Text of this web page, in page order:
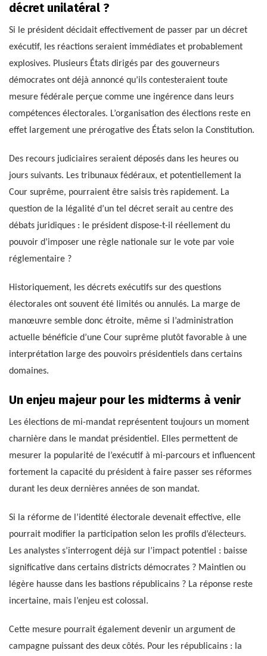
décret unilatéral ?
Si le président décidait effectivement de passer par un décret
exécutif, les réactions seraient immédiates et probablement
explosives. Plusieurs États dirigés par des gouverneurs
démocrates ont déjà annoncé qu’ils contesteraient toute
mesure fédérale perçue comme une ingérence dans leurs
compétences électorales. L’organisation des élections reste en
effet largement une prérogative des États selon la Constitution.
Des recours judiciaires seraient déposés dans les heures ou
jours suivants. Les tribunaux fédéraux, et potentiellement la
Cour suprême, pourraient être saisis très rapidement. La
question de la légalité d’un tel décret serait au centre des
débats juridiques : le président dispose-t-il réellement du
pouvoir d’imposer une règle nationale sur le vote par voie
réglementaire ?
Historiquement, les décrets exécutifs sur des questions
électorales ont souvent été limités ou annulés. La marge de
manœuvre semble donc étroite, même si l’administration
actuelle bénéficie d’une Cour suprême plutôt favorable à une
interprétation large des pouvoirs présidentiels dans certains
domaines.
Un enjeu majeur pour les midterms à venir
Les élections de mi-mandat représentent toujours un moment
charnière dans le mandat présidentiel. Elles permettent de
mesurer la popularité de l’exécutif à mi-parcours et influencent
fortement la capacité du président à faire passer ses réformes
durant les deux dernières années de son mandat.
Si la réforme de l’identité électorale devenait effective, elle
pourrait modifier la participation selon les profils d’électeurs.
Les analystes s’interrogent déjà sur l’impact potentiel : baisse
significative dans certains districts démocrates ? Maintien ou
légère hausse dans les bastions républicains ? La réponse reste
incertaine, mais l’enjeu est colossal.
Cette mesure pourrait également devenir un argument de
campagne puissant des deux côtés. Pour les républicains : la